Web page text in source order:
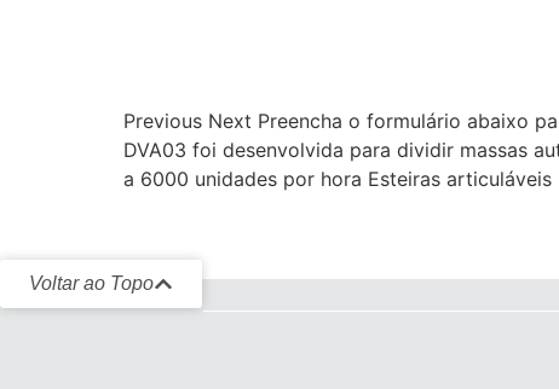
Previous Next Preencha o formulário abaixo
DVA03 foi desenvolvida para dividir massas
a 6000 unidades por hora Esteiras
Voltar ao Topo